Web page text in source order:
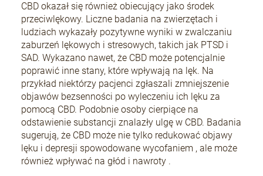
CBD okazał się również obiecujący jako środek
przeciwlękowy. Liczne badania na zwierzętach i
ludziach wykazały pozytywne wyniki w zwalczaniu
zaburzeń lękowych i stresowych, takich jak PTSD i
SAD. Wykazano nawet, że CBD może potencjalnie
poprawić inne stany, które wpływają na lęk. Na
przykład niektórzy pacjenci zgłaszali zmniejszenie
objawów bezsenności po wyleczeniu ich lęku za
pomocą CBD. Podobnie osoby cierpiące na
odstawienie substancji znalazły ulgę w CBD. Badania
sugerują, że CBD może nie tylko redukować objawy
lęku i depresji spowodowane wycofaniem , ale może
również wpływać na głód i nawroty .